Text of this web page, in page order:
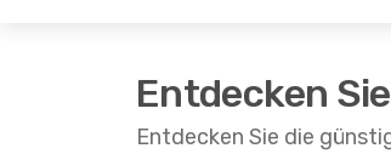
Entdecken
Entdecken Sie die